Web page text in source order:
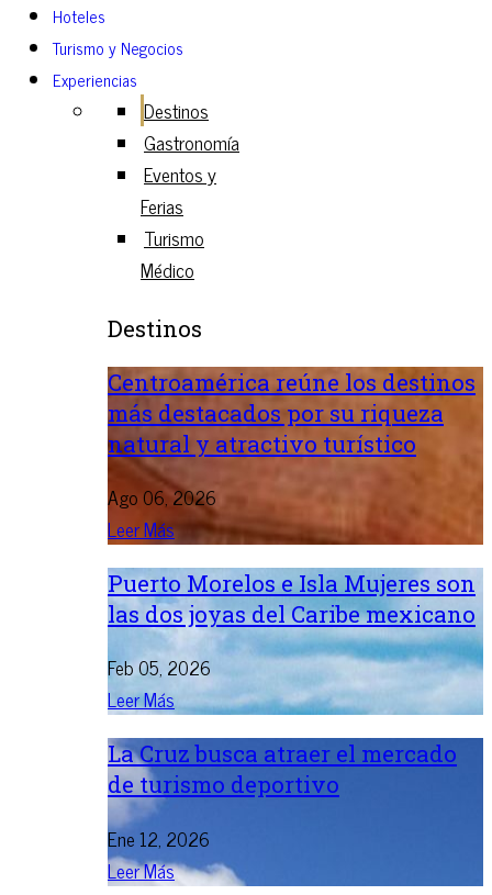
Hoteles
Turismo y Negocios
Experiencias
Destinos
Gastronomía
Eventos y
Ferias
Turismo
Médico
Destinos
Centroamérica reúne los destinos
más destacados por su riqueza
natural y atractivo turístico
Ago 06, 2026
Leer Más
Puerto Morelos e Isla Mujeres son
las dos joyas del Caribe mexicano
Feb 05, 2026
Leer Más
La Cruz busca atraer el mercado
de turismo deportivo
Ene 12, 2026
Leer Más